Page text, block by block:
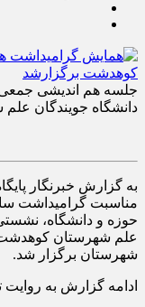
جلسه هم اندیشی جمعی
دانشگاه جویندگان
به گزارش خبرنگار
مناسبت گرامیداشت
حوزه و دانشگاه،
علم شهرستان کوهدشت
شهرستان برگزار شد.
ادامه گزارش به روایت